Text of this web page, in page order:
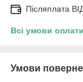
Післяплата
Всі умови оплати
Умови